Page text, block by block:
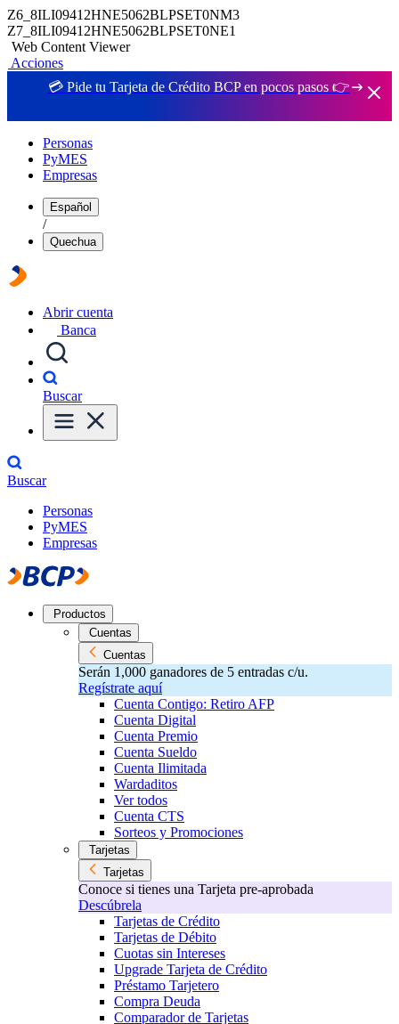
Z6_8ILI09412HNE5062BLPSET0NM3
Z7_8ILI09412HNE5062BLPSET0NE1
Web Content Viewer
Acciones
💳 Pide tu Tarjeta de Crédito BCP en pocos pasos 👉
Personas
PyMES
Empresas
Español
/
Quechua
Abrir cuenta
Banca
Buscar
Buscar
Personas
PyMES
Empresas
Productos
Cuentas
Cuentas
Serán 1,000 ganadores de 5 entradas c/u.
Regístrate aquí
Cuenta Contigo: Retiro AFP
Cuenta Digital
Cuenta Premio
Cuenta Sueldo
Cuenta Ilimitada
Wardaditos
Ver todos
Cuenta CTS
Sorteos y Promociones
Tarjetas
Tarjetas
Conoce si tienes una Tarjeta pre-aprobada
Descúbrela
Tarjetas de Crédito
Tarjetas de Débito
Cuotas sin Intereses
Upgrade Tarjeta de Crédito
Préstamo Tarjetero
Compra Deuda
Comparador de Tarjetas